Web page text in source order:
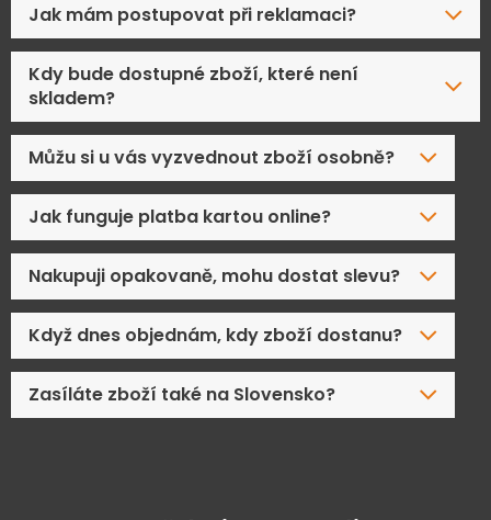
Jak mám postupovat při reklamaci?
Kdy bude dostupné zboží, které není
skladem?
Můžu si u vás vyzvednout zboží osobně?
Jak funguje platba kartou online?
Nakupuji opakovaně, mohu dostat slevu?
Když dnes objednám, kdy zboží dostanu?
Zasíláte zboží také na Slovensko?